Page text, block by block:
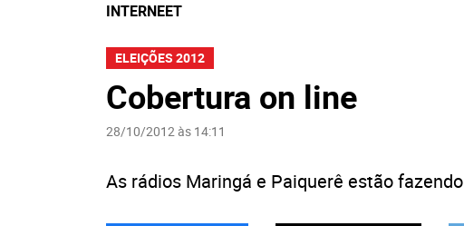
INTERNEET
ELEIÇÕES 2012
Cobertura on line
28/10/2012 às 14:11
As rádios Maringá e Paiquerê estão